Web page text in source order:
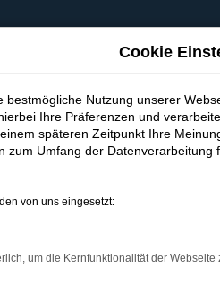
Cookie
bestmögliche Nutzung unserer
Ihre Präferenzen und
späteren Zeitpunkt Ihre
zum Umfang der Datenverarbeitung
von uns eingesetzt:
um die Kernfunktionalität der Webseite